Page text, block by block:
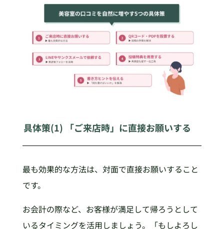
具体策(1) 「ご来店時」に直接お願いする
最も効果的な方法は、対面で直接お願いすること
です。
お会計の際など、お客様が満足して帰ろうとして
いるタイミングを活用しましょう。「もしよろし